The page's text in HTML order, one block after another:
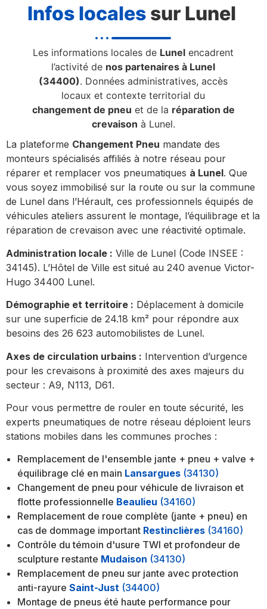
Infos localessur Lunel
Les informations locales de Lunel encadrent
l’activité de nos partenaires à Lunel
(34400). Données administratives, accès
locaux et contexte territorial du
changement de pneu et de la réparation de
crevaison à Lunel.
La plateforme Changement Pneu mandate des
monteurs spécialisés affiliés à notre réseau pour
réparer et remplacer vos pneumatiques à Lunel. Que
vous soyez immobilisé sur la route ou sur la commune
de Lunel dans l’Hérault, ces professionnels équipés de
véhicules ateliers assurent le montage, l’équilibrage et la
réparation de crevaison avec une réactivité optimale.
Administration locale : Ville de Lunel (Code INSEE :
34145). L’Hôtel de Ville est situé au 240 avenue Victor-
Hugo 34400 Lunel.
Démographie et territoire : Déplacement à domicile
sur une superficie de 24.18 km² pour répondre aux
besoins des 26 623 automobilistes de Lunel.
Axes de circulation urbains : Intervention d’urgence
pour les crevaisons à proximité des axes majeurs du
secteur : A9, N113, D61.
Pour vous permettre de rouler en toute sécurité, les
experts pneumatiques de notre réseau déploient leurs
stations mobiles dans les communes proches :
Remplacement de l'ensemble jante + pneu + valve +
équilibrage clé en main Lansargues (34130)
Changement de pneu pour véhicule de livraison et
flotte professionnelle Beaulieu (34160)
Remplacement de roue complète (jante + pneu) en
cas de dommage important Restinclières (34160)
Contrôle du témoin d'usure TWI et profondeur de
sculpture restante Mudaison (34130)
Remplacement de pneu sur jante avec protection
anti-rayure Saint-Just (34400)
Montage de pneus été haute performance pour